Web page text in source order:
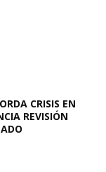
CRISIS EN
REVISIÓN